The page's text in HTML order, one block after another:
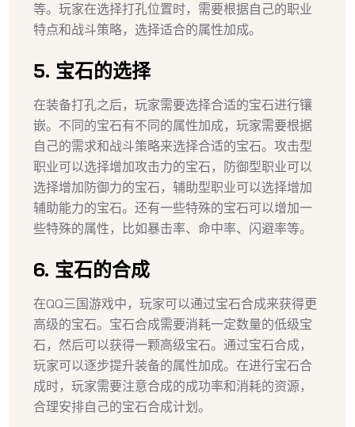
等。玩家在选择打孔位置时，需要根据自己的职业
特点和战斗策略，选择适合的属性加成。
5. 宝石的选择
在装备打孔之后，玩家需要选择合适的宝石进行镶
嵌。不同的宝石有不同的属性加成，玩家需要根据
自己的需求和战斗策略来选择合适的宝石。攻击型
职业可以选择增加攻击力的宝石，防御型职业可以
选择增加防御力的宝石，辅助型职业可以选择增加
辅助能力的宝石。还有一些特殊的宝石可以增加一
些特殊的属性，比如暴击率、命中率、闪避率等。
6. 宝石的合成
在QQ三国游戏中，玩家可以通过宝石合成来获得更
高级的宝石。宝石合成需要消耗一定数量的低级宝
石，然后可以获得一颗高级宝石。通过宝石合成，
玩家可以逐步提升装备的属性加成。在进行宝石合
成时，玩家需要注意合成的成功率和消耗的资源，
合理安排自己的宝石合成计划。